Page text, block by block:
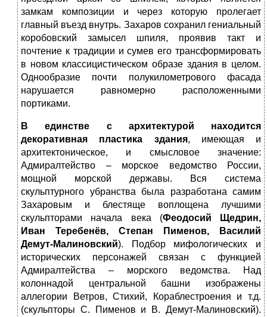
замкам композиции и через которую пролегает
главный въезд внутрь. Захаров сохранил гениальный
коробовский замысел шпиля, проявив такт и
почтение к традиции и сумев его трансформировать
в новом классицистическом образе здания в целом.
Однообразие почти полукилометрового фасада
нарушается равномерно расположенными
портиками.
В единстве с архитектурой находится
декоративная пластика здания, имеющая и
архитектоническое, и смысловое значение:
Адмиралтейство – морское ведомство России,
мощной морской державы. Вся система
скульптурного убранства была разработана самим
Захаровым и блестяще воплощена лучшими
скульпторами начала века (Феодосий Щедрин,
Иван Теребенёв, Степан Пименов, Василий
Демут-Малиновский). Подбор мифологических и
исторических персонажей связан с функцией
Адмиралтейства – морского ведомства. Над
колоннадой центральной башни изображены
аллегории Ветров, Стихий, Кораблестроения и т.д.
(скульпторы С. Пименов и В. Демут-Малиновский).